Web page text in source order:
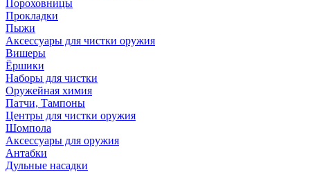
Пороховницы
Прокладки
Пыжи
Аксессуары для чистки оружия
Вишеры
Ёршики
Наборы для чистки
Оружейная химия
Патчи, Тампоны
Центры для чистки оружия
Шомпола
Аксессуары для оружия
Антабки
Дульные насадки